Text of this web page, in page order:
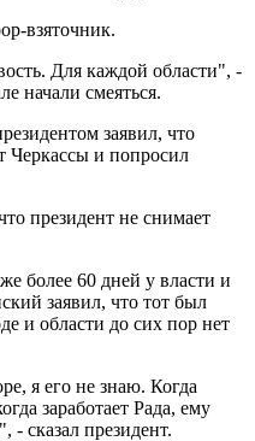
взяточник.
Для каждой области", -
начали смеяться.
заявил, что
Черкассы и попросил
президент не снимает
более 60 дней у власти и
заявил, что тот был
и области до сих пор нет
я его не знаю. Когда
заработает Рада, ему
- сказал президент.